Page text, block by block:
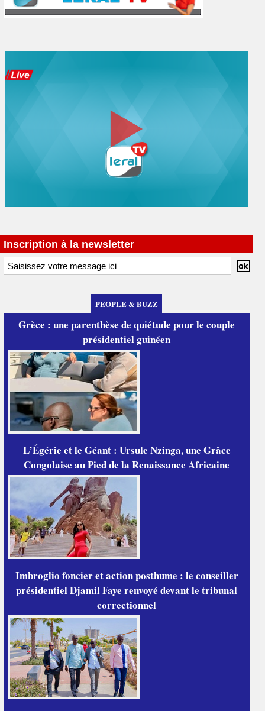
Inscription à la newsletter
PEOPLE & BUZZ
Grèce : une parenthèse de quiétude pour le couple
présidentiel guinéen
L’Égérie et le Géant : Ursule Nzinga, une Grâce
Congolaise au Pied de la Renaissance Africaine
Imbroglio foncier et action posthume : le conseiller
présidentiel Djamil Faye renvoyé devant le tribunal
correctionnel